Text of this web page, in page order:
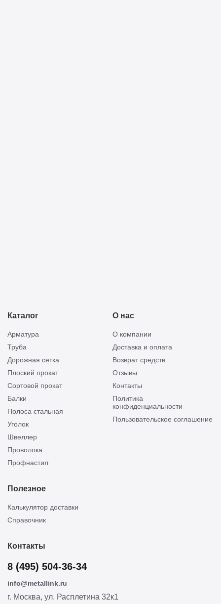
Каталог
Арматура
Труба
Дорожная сетка
Плоский прокат
Сортовой прокат
Балки
Полоса стальная
Уголок
Швеллер
Проволока
Профнастил
О нас
О компании
Доставка и оплата
Возврат средств
Отзывы
Контакты
Политика
конфиденциальности
Пользовательское соглашение
Полезное
Калькулятор доставки
Справочник
Контакты
8 (495) 504-36-34
info@metallink.ru
г. Москва, ул. Расплетина 32к1